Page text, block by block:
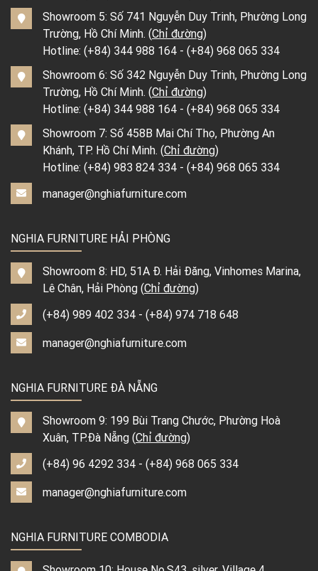
Showroom 5: Số 741 Nguyễn Duy Trinh, Phường Long
Trường, Hồ Chí Minh. (Chỉ đường)
Hotline: (+84) 344 988 164 - (+84) 968 065 334
Showroom 6: Số 342 Nguyễn Duy Trinh, Phường Long
Trường, Hồ Chí Minh. (Chỉ đường)
Hotline: (+84) 344 988 164 - (+84) 968 065 334
Showroom 7: Số 458B Mai Chí Thọ, Phường An
Khánh, TP. Hồ Chí Minh. (Chỉ đường)
Hotline: (+84) 983 824 334 - (+84) 968 065 334
manager@nghiafurniture.com
NGHIA FURNITURE HẢI PHÒNG
Showroom 8: HD, 51A Đ. Hải Đăng, Vinhomes Marina,
Lê Chân, Hải Phòng (Chỉ đường)
(+84) 989 402 334 - (+84) 974 718 648
manager@nghiafurniture.com
NGHIA FURNITURE ĐÀ NẴNG
Showroom 9: 199 Bùi Trang Chước, Phường Hoà
Xuân, TP.Đà Nẵng (Chỉ đường)
(+84) 96 4292 334 - (+84) 968 065 334
manager@nghiafurniture.com
NGHIA FURNITURE COMBODIA